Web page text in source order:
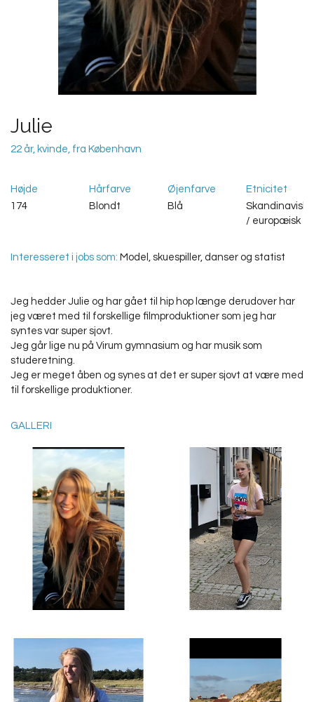
Julie
22 år, kvinde, fra København
Højde
174
Hårfarve
Blondt
Øjenfarve
Blå
Etnicitet
Skandinavisk
/ europæisk
Interesseret i jobs som: Model, skuespiller, danser og statist
Jeg hedder Julie og har gået til hip hop længe derudover har
jeg været med til forskellige filmproduktioner som jeg har
syntes var super sjovt.
Jeg går lige nu på Virum gymnasium og har musik som
studeretning.
Jeg er meget åben og synes at det er super sjovt at være med
til forskellige produktioner.
GALLERI